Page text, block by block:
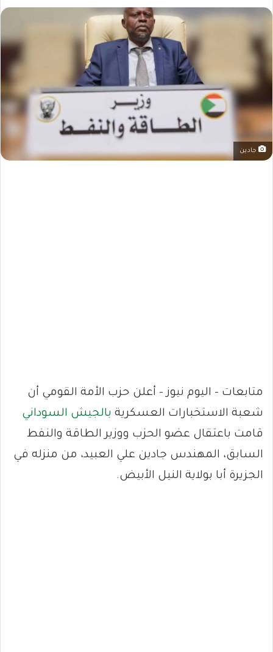
جادين
متابعات – اليوم نيوز – أعلن حزب الأمة القومي أن
شعبة الاستخبارات العسكرية بالجيش السوداني
قامت باعتقال عضو الحزب ووزير الطاقة والنفط
السابق، المهندس جادين علي العبيد، من منزله في
الجزيرة أبا بولاية النيل الأبيض.